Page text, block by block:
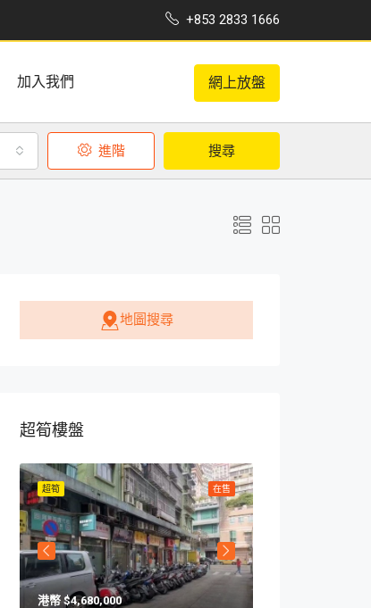
+853 2833 1666
加入我們 網上放盤
進階 搜尋
地圖搜尋
超筍樓盤
在售
超筍
$4,680,000